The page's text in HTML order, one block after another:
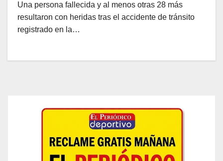
Una persona fallecida y al menos otras 28 más
resultaron con heridas tras el accidente de tránsito
registrado en la…